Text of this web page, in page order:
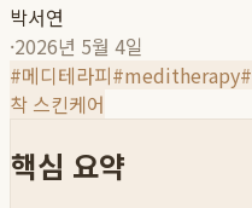
박서연
·2026년 5월 4일
#메디테라피#meditherapy#
착 스킨케어
핵심 요약